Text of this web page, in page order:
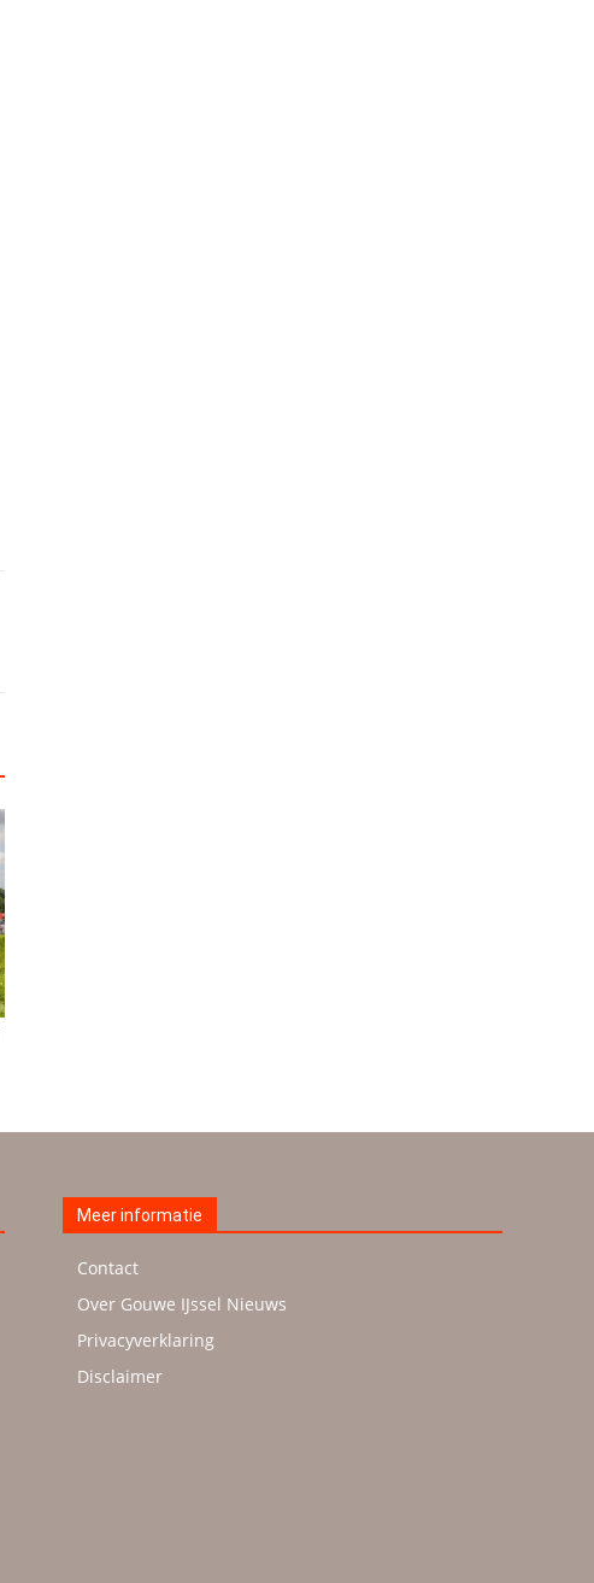
Meer informatie
Contact
Over Gouwe IJssel Nieuws
Privacyverklaring
Disclaimer